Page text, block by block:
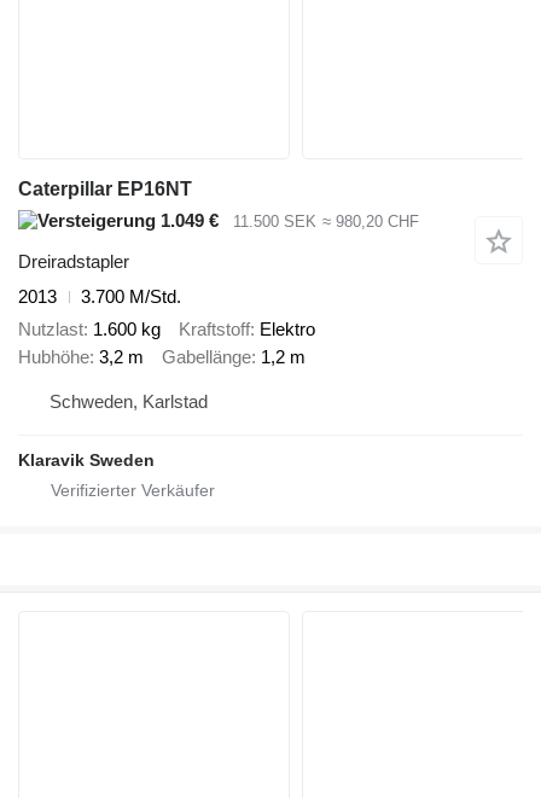
Caterpillar EP16NT
1.049 €
11.500 SEK ≈ 980,20 CHF
Dreiradstapler
2013
3.700 M/Std.
Nutzlast 1.600 kg Kraftstoff Elektro
Hubhöhe 3,2 m Gabellänge 1,2 m
Schweden, Karlstad
Klaravik Sweden